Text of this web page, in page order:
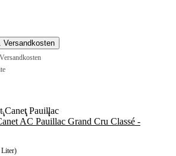
Versandkosten
AC Pauillac Grand Cru Classé -
Liter)